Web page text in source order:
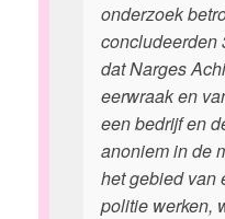
onderzoek
concludeerden
dat Narges
eerwraak en
een bedrijf en
anoniem in de
het gebied van
politie werken,